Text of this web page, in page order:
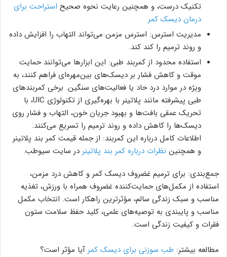
تکنیک درست، و همچنین رعایت نحوه صحیح استراحت برای
درمان دیسک کمر
مدیریت استرس: استرس مزمن می‌تواند التهاب را افزایش داده
و روند ترمیم را کند کند.
استفاده محدود از کمربند طبی: این ابزارها می‌توانند حمایت
موقت و کاهش فشار بر دیسک‌های بین‌مهره‌ای فراهم کنند، به
ویژه در موارد درد حاد یا فعالیت‌های سنگین. برخی کمربندهای
طبی پیشرفته مانند پلاتینر با بهره‌گیری از تکنولوژی UIC، با
تحریک عمقی بافت‌ها و بهبود جریان خون، التهاب و فشار روی
دیسک‌ها را کاهش داده و روند ترمیم را تسریع می‌کنند.
اطلاعات کامل درباره این کمربند: از جمله قیمت کمر بند پلاتینر
و همچنین نظرات درباره کمر بند پلاتینر در سایت سیوطب.
جمع‌بندی: برای ترمیم غضروف دیسک کمر و کاهش درد مزمن،
استفاده از مکمل‌های حمایت‌کننده غضروف همراه با ورزش، تغذیه
مناسب و سبک زندگی سالم، مؤثرترین راهکار است. انتخاب مکمل
مناسب و پایبندی به توصیه‌های علمی، کلید حفظ سلامت ستون
فقرات و کیفیت زندگی است.
مطالعه بیشتر: طب سوزنی برای دیسک کمر آیا مؤثر است؟